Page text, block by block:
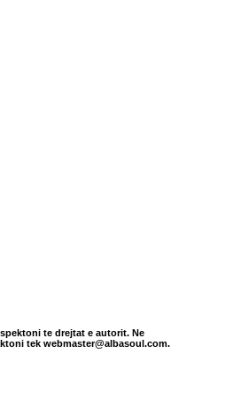
te drejtat e autorit. Ne
tek webmaster@albasoul.com.